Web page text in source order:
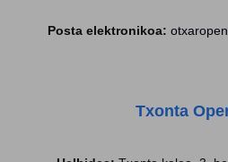
Posta elektronikoa:
Txonta